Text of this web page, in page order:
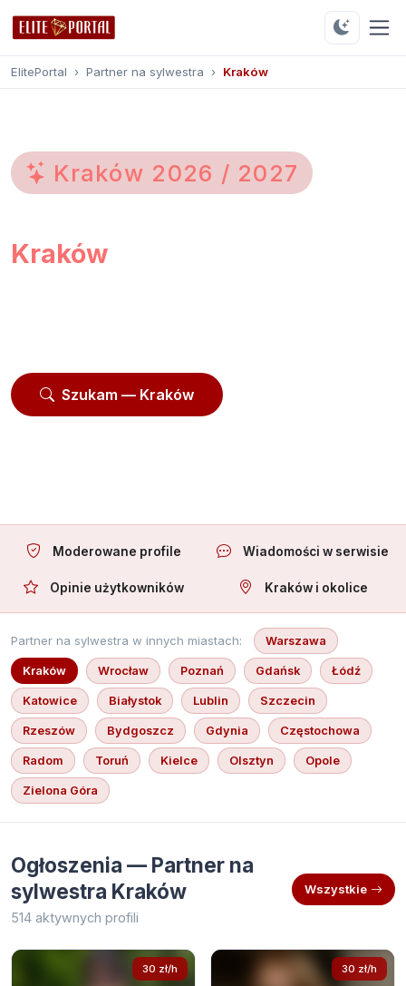
ElitePortal › Partner na sylwestra › Kraków
Kraków 2026 / 2027
Kraków
Szukam — Kraków
Moderowane profile Wiadomości w serwisie
Opinie użytkowników Kraków i okolice
Partner na sylwestra w innych miastach: Warszawa
Kraków Wrocław Poznań Gdańsk Łódź
Katowice Białystok Lublin Szczecin
Rzeszów Bydgoszcz Gdynia Częstochowa
Radom Toruń Kielce Olsztyn Opole
Zielona Góra
Ogłoszenia — Partner na
sylwestra Kraków
514 aktywnych profili
Wszystkie
30 zł/h 30 zł/h